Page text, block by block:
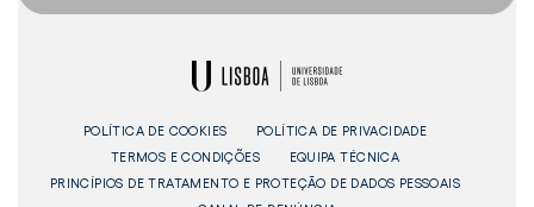
POLÍTICA DE COOKIES
POLÍTICA DE PRIVACIDADE
TERMOS E CONDIÇÕES
EQUIPA TÉCNICA
PRINCÍPIOS DE TRATAMENTO E PROTEÇÃO DE DADOS PESSOAIS